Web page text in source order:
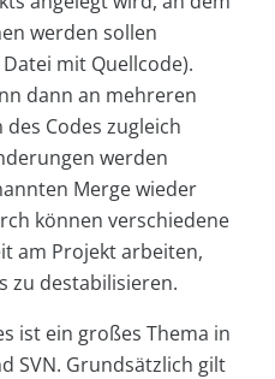
werden sollen
mit Quellcode).
dann an mehreren
Codes zugleich
werden
Merge wieder
können verschiedene
am Projekt arbeiten,
zu destabilisieren.
ist ein großes Thema in
SVN. Grundsätzlich gilt